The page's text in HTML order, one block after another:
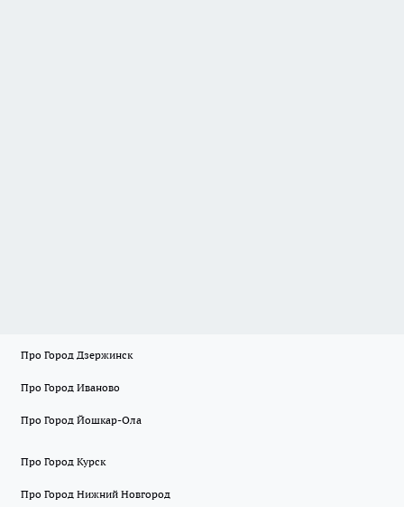
Про Город Дзержинск
Про Город Иваново
Про Город Йошкар-Ола
Про Город Курск
Про Город Нижний Новгород